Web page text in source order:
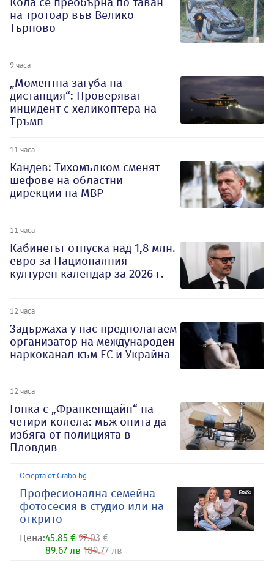
на тротоар във Велико
Търново
9 часа
„Моментна загуба на
дистанция“: Проверяват
инцидент с хеликоптера на
Тръмп
11 часа
Кандев: Тихомълком сменят
шефове на областни
дирекции на МВР
11 часа
Кабинетът отпуска над 1,8 млн.
евро за Националния
културен календар за 2026 г.
12 часа
Задържаха у нас предполагаем
организатор на международен
наркоканал към ЕС и Украйна
12 часа
Гонка с „Франкенщайн“ на
четири колела: мъж опита да
избяга от полицията в
Пловдив
Оферта от Grabo.bg
Професионална семейна
фотосесия в студио или на
открито
Цена:45.85 € 97.03 €
89.67 лв 189.77 лв